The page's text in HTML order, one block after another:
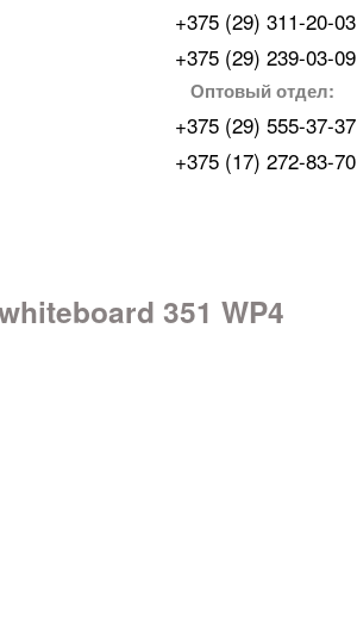
+375 (29) 311-20-03
+375 (29) 239-03-09
Оптовый отдел:
+375 (29) 555-37-37
+375 (17) 272-83-70
351 WP4